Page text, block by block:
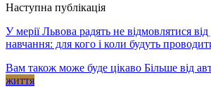
Наступна публікація
У мерії Львова радять не відмовлятися
навчання: для кого і коли будуть
Вам також може буде цікаво Більше від
життя